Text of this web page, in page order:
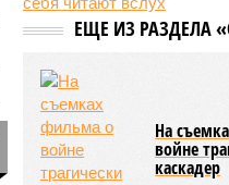
05/08
Baza: в
Тюмени
05/08
долларов на
05/08
В Испании
Марокко из числа
чемпионата мира
ЕЩЕ ИЗ РАЗДЕЛА
На
войне
каскадер